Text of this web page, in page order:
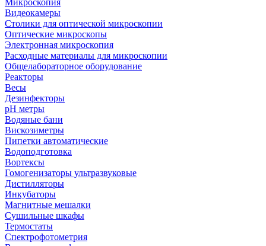
Микроскопия
Видеокамеры
Столики для оптической микроскопии
Оптические микроскопы
Электронная микроскопия
Расходные материалы для микроскопии
Общелабораторное оборудование
Реакторы
Весы
Дезинфекторы
рН метры
Водяные бани
Вискозиметры
Пипетки автоматические
Водоподготовка
Вортексы
Гомогенизаторы ультразвуковые
Дистилляторы
Инкубаторы
Магнитные мешалки
Сушильные шкафы
Термостаты
Спектрофотометрия